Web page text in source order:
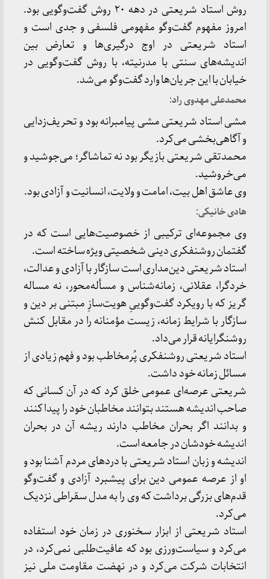
روش استاد شریعتی در دهه ۲۰ روش گفت‌وگویی بود.
امروز مفهوم گفت‌وگو مفهومی فلسفی و جدی است و
استاد شریعتی در اوج درگیری‌ها و تعارض بین
اندیشه‌های سنتی با مدرنیته، با روش گفت‌وگویی در
خیابان با این جریان‌ها وارد گفت‌وگو می‌شد.
محمدعلی مهدوی راد:
مشی استاد شریعتی مشی پیامبرانه بود و تحریف‌زدایی
و آگاهی‌بخشی می‌کرد.
محمدتقی شریعتی بازیگر بود نه تماشاگر؛ می‌جوشید و
می‌خروشید.
وی عاشق اهل بیت، امامت و ولایت، انسانیت و آزادی بود.
هادی خانیکی:
وی مجموعه‌ای ترکیبی از خصوصیت‌هایی است که در
گفتمان روشنفکری دینی شخصیتی ویژه ساخته است.
استاد شریعتی دین‌مداری است سازگار با آزادی و عدالت،
خردگرا، عقلانی، زمانه‌شناس و مسأله‌محور، نه مساله
گریز که با رویکرد گفت‌وگوییِ هویت‌سازِ مبتنی بر دین و
سازگار با شرایط زمانه، زیست مؤمنانه را در مقابل کنش
روشنگرایانه قرار می‌داد.
استاد شریعتی روشنفکری پُرمخاطب بود و فهم زیادی از
مسائل زمانه خود داشت.
شریعتی عرصه‌ای عمومی خلق کرد که در آن کسانی که
صاحب اندیشه هستند بتوانند مخاطبان خود را پیدا کنند
و بدانند اگر بحران مخاطب دارند ریشه آن در بحران
اندیشه خودشان در جامعه است.
اندیشه و زبان استاد شریعتی با دردهای مردم آشنا بود و
او از عرصه عمومی دین برای پیشبرد آزادی و گفت‌وگو
قدم‌های بزرگی برداشت که وی را به مدل سقراطی نزدیک
می‌کرد.
استاد شریعتی از ابزار سخنوری در زمان خود استفاده
می‌کرد و سیاست‌ورزی بود که عافیت‌طلبی نمی‌کرد، در
انتخابات شرکت می‌کرد و در نهضت مقاومت ملی نیز